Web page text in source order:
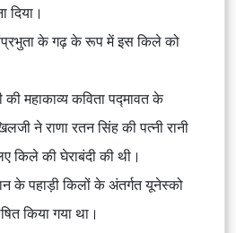
दिया।
के गढ़ के रूप में इस किले को
महाकाव्य कविता पद्मावत के
ने राणा रतन सिंह की पत्नी रानी
किले की घेराबंदी की थी।
के पहाड़ी किलों के अंतर्गत यूनेस्को
किया गया था।